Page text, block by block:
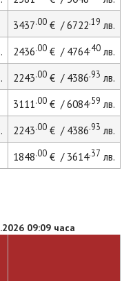
3437.00€ / 6722.19 лв.
2436.00€ / 4764.40лв.
2243.00€ / 4386.93 лв.
3111.00€ / 6084.59 лв.
2243.00€ / 4386.93 лв.
1848.00€ / 3614.37 лв.
09:09 часа